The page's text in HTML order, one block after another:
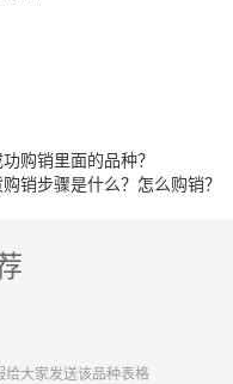
购销里面的品种？
销步骤是什么？怎么购销？
给大家发送该品种表格